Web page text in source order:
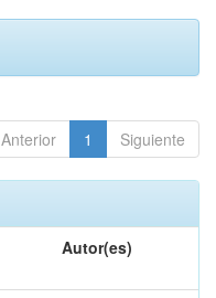
Anterior 1 Siguiente
Autor(es)